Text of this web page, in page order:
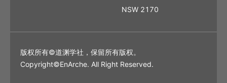
NSW 2170
版权所有©道渊学社，保留所有版权。
Copyright©EnArche. All Right Reserved.